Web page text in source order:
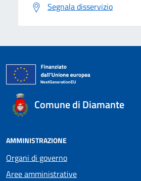
Segnala disservizio
Comune di Diamante
AMMINISTRAZIONE
Organi di governo
Aree amministrative